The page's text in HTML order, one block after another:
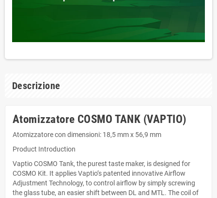
Descrizione
Atomizzatore COSMO TANK (VAPTIO)
Atomizzatore con dimensioni: 18,5 mm x 56,9 mm
Product Introduction
Vaptio COSMO Tank, the purest taste maker, is designed for
COSMO Kit. It applies Vaptio’s patented innovative Airflow
Adjustment Technology, to control airflow by simply screwing
the glass tube, an easier shift between DL and MTL. The coil of